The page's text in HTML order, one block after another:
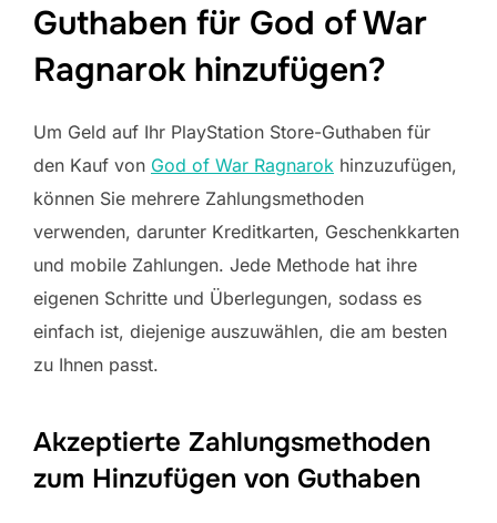
Guthaben für God of War
Ragnarok hinzufügen?
Um Geld auf Ihr PlayStation Store-Guthaben für
den Kauf von God of War Ragnarok hinzuzufügen,
können Sie mehrere Zahlungsmethoden
verwenden, darunter Kreditkarten, Geschenkkarten
und mobile Zahlungen. Jede Methode hat ihre
eigenen Schritte und Überlegungen, sodass es
einfach ist, diejenige auszuwählen, die am besten
zu Ihnen passt.
Akzeptierte Zahlungsmethoden
zum Hinzufügen von Guthaben